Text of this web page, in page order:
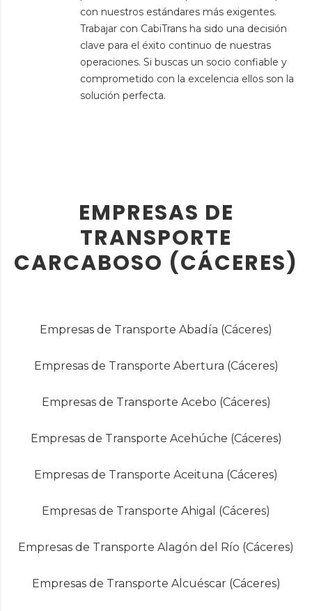
con nuestros estándares más exigentes.
Trabajar con CabiTrans ha sido una decisión
clave para el éxito continuo de nuestras
operaciones. Si buscas un socio confiable y
comprometido con la excelencia ellos son la
solución perfecta.
EMPRESAS DE
TRANSPORTE
CARCABOSO (CÁCERES)
Empresas de Transporte Abadía (Cáceres)
Empresas de Transporte Abertura (Cáceres)
Empresas de Transporte Acebo (Cáceres)
Empresas de Transporte Acehúche (Cáceres)
Empresas de Transporte Aceituna (Cáceres)
Empresas de Transporte Ahigal (Cáceres)
Empresas de Transporte Alagón del Río (Cáceres)
Empresas de Transporte Alcuéscar (Cáceres)